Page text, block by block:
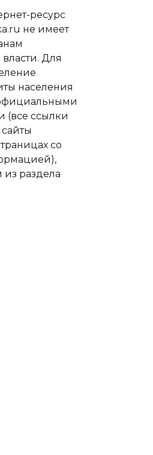
ресурс
не имеет
Для
населения
(все ссылки
со
раздела